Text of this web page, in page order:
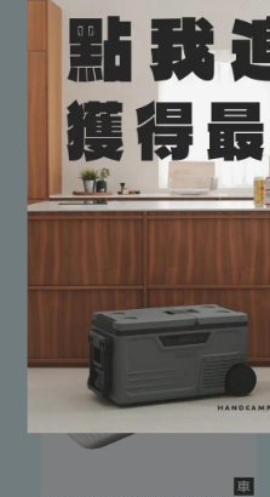
米特薩 渦旋幫浦
NT$590
加入購物車